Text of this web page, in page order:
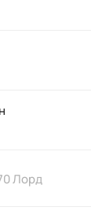
Лорд